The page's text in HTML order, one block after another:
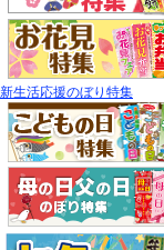
新生活応援のぼり特集